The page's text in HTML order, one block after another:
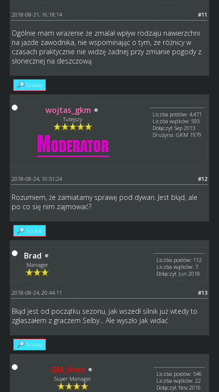
#11
2018-08-21, 16:18:14
Ogólnie mam wrażenie że zmalał wpływ rodzaju nawierzchni
na jazde zawodnika, nie wspominając o tym, ze różnicy w
czasach praktycznie nie widzę żadnej przy zmianie pogody z
słonecznej na deszczową
Szukaj
wojtas_gkm
Tutejszy
Liczba postów: 4,471
Liczba wątków: 593
Dołączył: Sep 2013
Drużyna: GKM 1979
#12
2018-08-24, 10:51:24
Rozumiem, że zamiatamy sprawę pod dywan. Jest błąd, ale
po co się nim zajmować?
Szukaj
Brad
Manager
Liczba postów: 112
Liczba wątków: 7
Dołączył: Jun 2018
#13
2018-08-24, 20:44:11
Błąd jest od początku sezonu, jak wszedł silnik już wtedy to
zgłaszałem z graczem Selby... Ale wyszło jak widać
Szukaj
GM_Arek
Super Manager
Liczba postów: 546
Liczba wątków: 22
Dołączył: Nov 2016